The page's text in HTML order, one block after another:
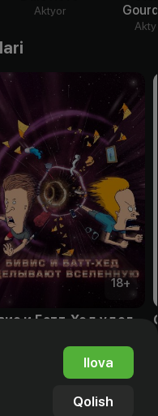
Aktyor
18+
Ilova
Qolish